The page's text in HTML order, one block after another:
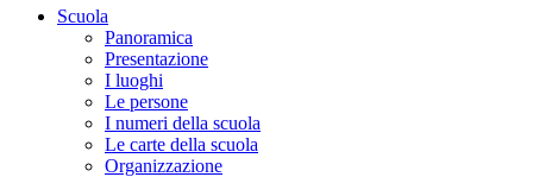
Scuola
Panoramica
Presentazione
I luoghi
Le persone
I numeri della scuola
Le carte della scuola
Organizzazione